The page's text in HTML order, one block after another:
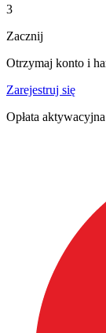
3
Zacznij
Otrzymaj konto i
Zarejestruj się
Opłata